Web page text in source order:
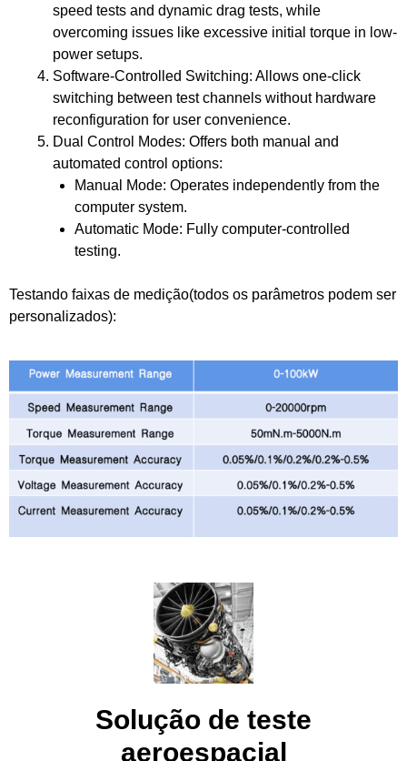
speed tests and dynamic drag tests, while
overcoming issues like excessive initial torque in low-
power setups.
Software-Controlled Switching: Allows one-click
switching between test channels without hardware
reconfiguration for user convenience.
Dual Control Modes: Offers both manual and
automated control options:
Manual Mode: Operates independently from the
computer system.
Automatic Mode: Fully computer-controlled
testing.
Testando faixas de medição(todos os parâmetros podem ser
personalizados):
Solução de teste
aeroespacial